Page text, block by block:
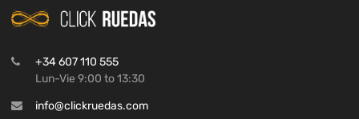
+34 607 110 555
Lun-Vie 9:00 to 13:30
info@clickruedas.com